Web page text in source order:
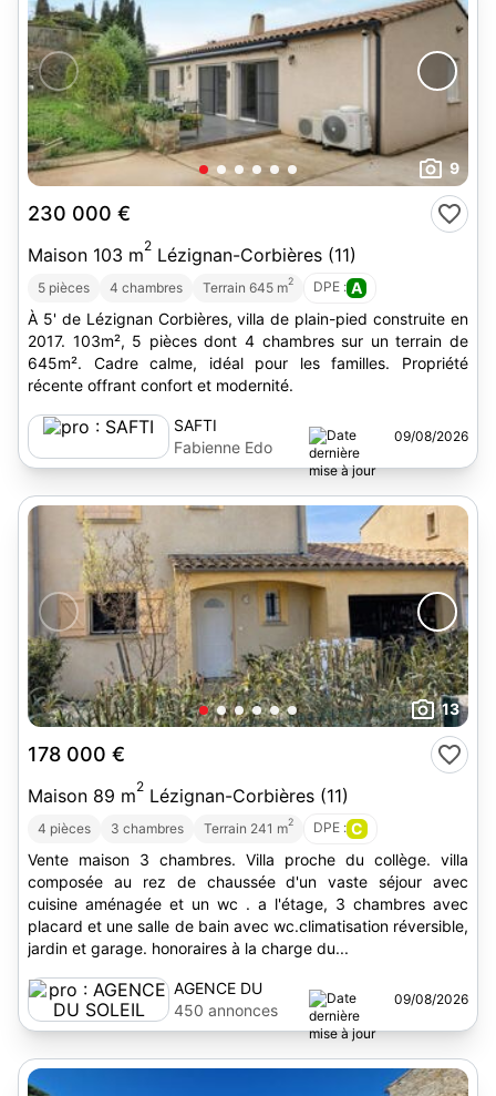
9
230 000 €
Maison 103 m2 Lézignan-Corbières (11)
5 pièces 4 chambres Terrain 645 m2 DPE : A
À 5' de Lézignan Corbières, villa de plain-pied construite en
2017. 103m², 5 pièces dont 4 chambres sur un terrain de
645m². Cadre calme, idéal pour les familles. Propriété
récente offrant confort et modernité.
SAFTI
Fabienne Edo
09/08/2026
13
178 000 €
Maison 89 m2 Lézignan-Corbières (11)
4 pièces 3 chambres Terrain 241 m2 DPE : C
Vente maison 3 chambres. Villa proche du collège. villa
composée au rez de chaussée d'un vaste séjour avec
cuisine aménagée et un wc . a l'étage, 3 chambres avec
placard et une salle de bain avec wc.climatisation réversible,
jardin et garage. honoraires à la charge du...
AGENCE DU
SOLEIL
450 annonces
09/08/2026